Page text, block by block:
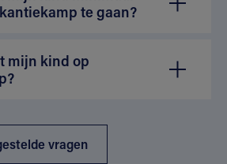
te gaan?
mijn kind op
vragen